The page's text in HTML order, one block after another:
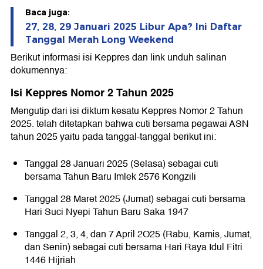
Baca juga:
27, 28, 29 Januari 2025 Libur Apa? Ini Daftar
Tanggal Merah Long Weekend
Berikut informasi isi Keppres dan link unduh salinan
dokumennya:
Isi Keppres Nomor 2 Tahun 2025
Mengutip dari isi diktum kesatu Keppres Nomor 2 Tahun
2025. telah ditetapkan bahwa cuti bersama pegawai ASN
tahun 2025 yaitu pada tanggal-tanggal berikut ini:
Tanggal 28 Januari 2025 (Selasa) sebagai cuti
bersama Tahun Baru Imlek 2576 Kongzili
Tanggal 28 Maret 2025 (Jumat) sebagai cuti bersama
Hari Suci Nyepi Tahun Baru Saka 1947
Tanggal 2, 3, 4, dan 7 April 2O25 (Rabu, Kamis, Jumat,
dan Senin) sebagai cuti bersama Hari Raya Idul Fitri
1446 Hijriah